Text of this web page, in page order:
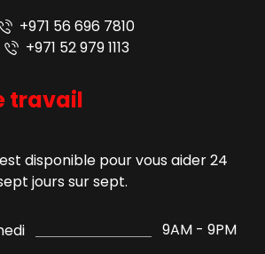
+971 56 696 7810
+971 52 979 1113
travail
disponible pour vous aider 24
jours sur sept.
9AM - 9PM